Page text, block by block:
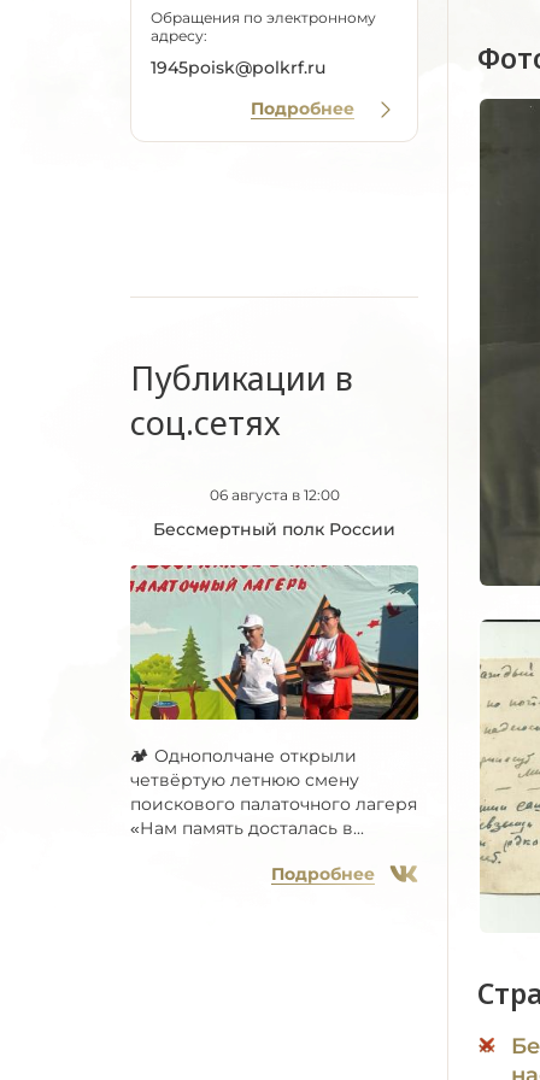
Обращения по электронному
адресу:
1945poisk@polkrf.ru
Подробнее
Публикации в
соц.сетях
06 августа в 12:00
Бессмертный полк России
🏕 Однополчане открыли
четвёртую летнюю смену
поискового палаточного лагеря
«Нам память досталась в...
Подробнее